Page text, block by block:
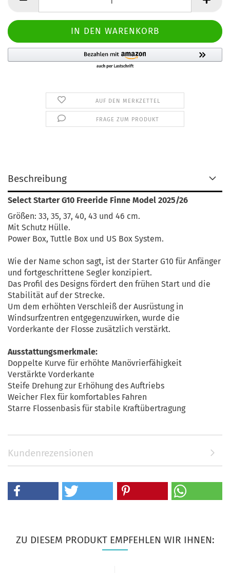
AUF DEN MERKZETTEL
FRAGE ZUM PRODUKT
Beschreibung
Select Starter G10 Freeride Finne Model 2025/26
Größen: 33, 35, 37, 40, 43 und 46 cm.
Mit Schutz Hülle.
Power Box, Tuttle Box und US Box System.
Wie der Name schon sagt, ist der Starter G10 für Anfänger
und fortgeschrittene Segler konzipiert.
Das Profil des Designs fördert den frühen Start und die
Stabilität auf der Strecke.
Um dem erhöhten Verschleiß der Ausrüstung in
Windsurfzentren entgegenzuwirken, wurde die
Vorderkante der Flosse zusätzlich verstärkt.
Ausstattungsmerkmale:
Doppelte Kurve für erhöhte Manövrierfähigkeit
Verstärkte Vorderkante
Steife Drehung zur Erhöhung des Auftriebs
Weicher Flex für komfortables Fahren
Starre Flossenbasis für stabile Kraftübertragung
Kundenrezensionen
ZU DIESEM PRODUKT EMPFEHLEN WIR IHNEN: